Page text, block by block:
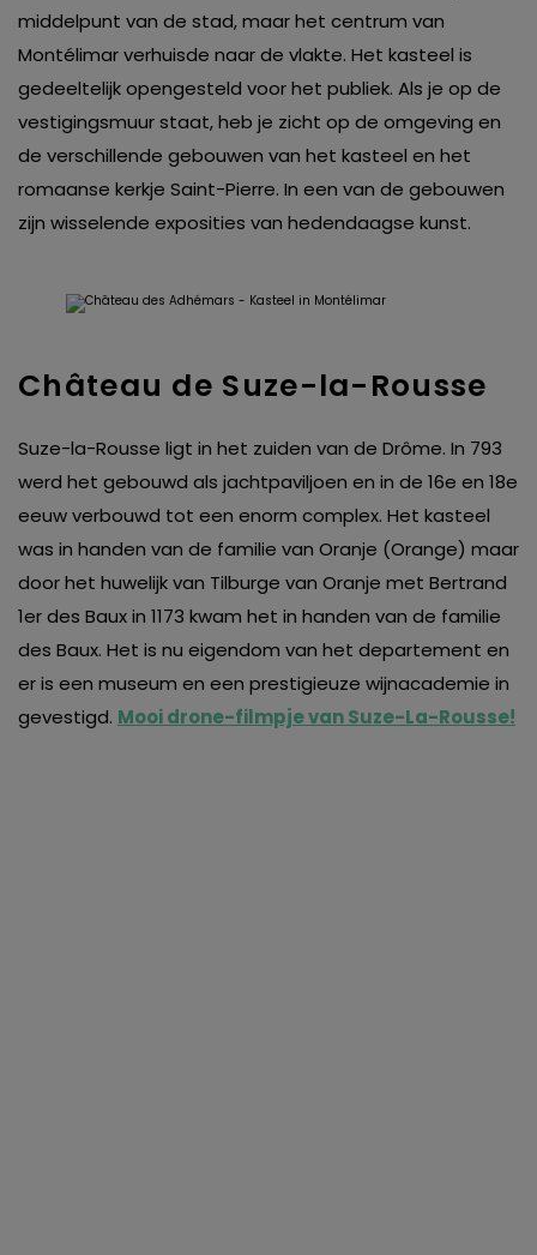
middelpunt van de stad, maar het centrum van
Montélimar verhuisde naar de vlakte. Het kasteel is
gedeeltelijk opengesteld voor het publiek. Als je op de
vestigingsmuur staat, heb je zicht op de omgeving en
de verschillende gebouwen van het kasteel en het
romaanse kerkje Saint-Pierre. In een van de gebouwen
zijn wisselende exposities van hedendaagse kunst.
Château de Suze-la-Rousse
Suze-la-Rousse ligt in het zuiden van de Drôme. In 793
werd het gebouwd als jachtpaviljoen en in de 16e en 18e
eeuw verbouwd tot een enorm complex. Het kasteel
was in handen van de familie van Oranje (Orange) maar
door het huwelijk van Tilburge van Oranje met Bertrand
1er des Baux in 1173 kwam het in handen van de familie
des Baux. Het is nu eigendom van het departement en
er is een museum en een prestigieuze wijnacademie in
gevestigd. Mooi drone-filmpje van Suze-La-Rousse!